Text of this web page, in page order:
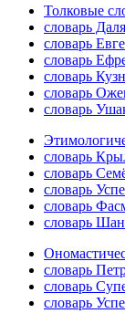
Толковые
словарь Даля
словарь
словарь
словарь
словарь
словарь
словарь
словарь
словарь
словарь
словарь
словарь
словарь
словарь